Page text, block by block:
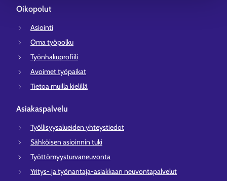
Oikopolut
Asiointi
Oma työpolku
Työnhakuprofiili
Avoimet työpaikat
Tietoa muilla kielillä
Asiakaspalvelu
Työllisyysalueiden yhteystiedot
Sähköisen asioinnin tuki
Työttömyysturvaneuvonta
Yritys- ja työnantaja-asiakkaan neuvontapalvelut